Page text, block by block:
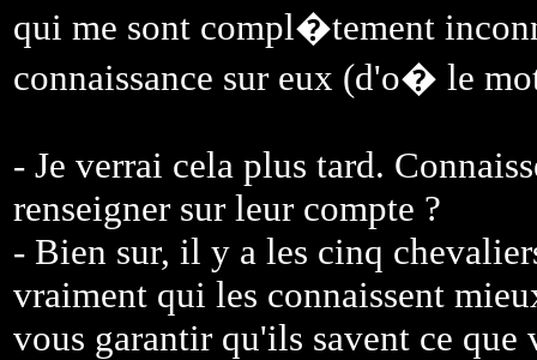
qui me sont compl�tement
connaissance sur eux (d'o� le
- Je verrai cela plus tard.
renseigner sur leur compte ?
- Bien sur, il y a les cinq
vraiment qui les connaissent
vous garantir qu'ils savent ce que